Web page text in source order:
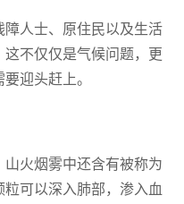
人士、原住民以及生活
不仅仅是气候问题，更
迎头赶上。
火烟雾中还含有被称为
可以深入肺部，渗入血